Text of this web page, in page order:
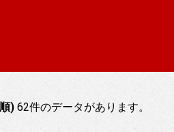
) 62件のデータがあります。